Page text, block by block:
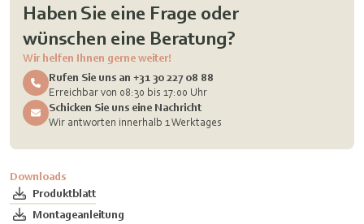
Haben Sie eine Frage oder
wünschen eine Beratung?
Wir helfen Ihnen gerne weiter!
Rufen Sie uns an +31 30 227 08 88
Erreichbar von 08:30 bis 17:00 Uhr
Schicken Sie uns eine Nachricht
Wir antworten innerhalb 1 Werktages
Downloads
Produktblatt
Montageanleitung